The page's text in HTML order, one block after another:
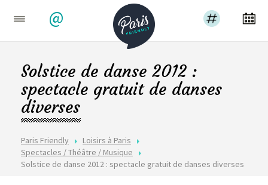
@
Paris Friendly
Loisirs à Paris
Spectacles / Théâtre / Musique
Solstice de danse 2012 : spectacle gratuit de danses diverses
Solstice de danse 2012 :
spectacle gratuit de danses
diverses